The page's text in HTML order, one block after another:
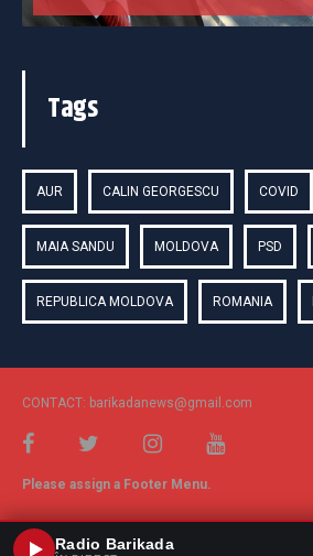
Tags
AUR CALIN GEORGESCU COVID
MAIA SANDU MOLDOVA PSD
REPUBLICA MOLDOVA ROMANIA
CONTACT: barikadanews@gmail.com
Please assign a Footer Menu.
Radio Barikada